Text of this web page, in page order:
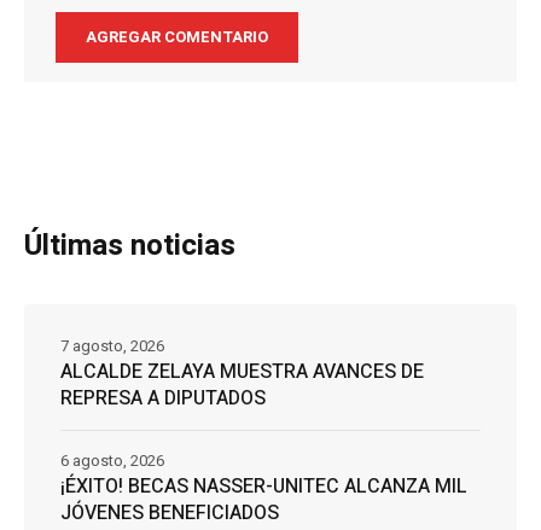
Últimas noticias
ALCALDE ZELAYA MUESTRA AVANCES DE
REPRESA A DIPUTADOS
7 agosto, 2026
¡ÉXITO! BECAS NASSER-UNITEC ALCANZA MIL
JÓVENES BENEFICIADOS
6 agosto, 2026